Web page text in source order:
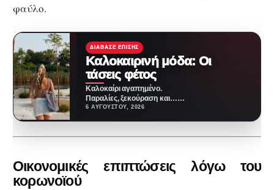
φαύλο.
ΔΙΆΒΑΣΕ ΕΠΊΣΗΣ
Καλοκαιρινή μόδα: Οι
τάσεις φέτος
Καλοκαίρι αγαπημένο.
Παραλίες, ξεκούραση και…
ζέστη! Καμία θερμοκρασία δε θα
6 ΑΥΓΟΎΣΤΟΥ, 2026
Οικονομικές επιπτώσεις λόγω του
κορωνοϊού